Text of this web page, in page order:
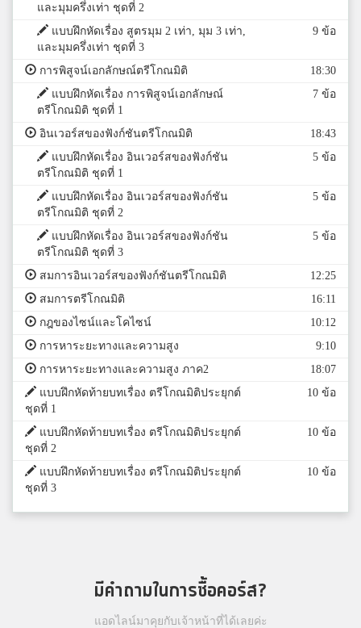
และมุมครึ่งเท่า ชุดที่ 2
แบบฝึกหัดเรื่อง สูตรมุม 2 เท่า, มุม 3 เท่า,
และมุมครึ่งเท่า ชุดที่ 3
9 ข้อ
การพิสูจน์เอกลักษณ์ตรีโกณมิติ
18:30
แบบฝึกหัดเรื่อง การพิสูจน์เอกลักษณ์
ตรีโกณมิติ ชุดที่ 1
7 ข้อ
อินเวอร์สของฟังก์ชันตรีโกณมิติ
18:43
แบบฝึกหัดเรื่อง อินเวอร์สของฟังก์ชัน
ตรีโกณมิติ ชุดที่ 1
5 ข้อ
แบบฝึกหัดเรื่อง อินเวอร์สของฟังก์ชัน
ตรีโกณมิติ ชุดที่ 2
5 ข้อ
แบบฝึกหัดเรื่อง อินเวอร์สของฟังก์ชัน
ตรีโกณมิติ ชุดที่ 3
5 ข้อ
สมการอินเวอร์สของฟังก์ชันตรีโกณมิติ
12:25
สมการตรีโกณมิติ
16:11
กฎของไซน์และโคไซน์
10:12
การหาระยะทางและความสูง
9:10
การหาระยะทางและความสูง ภาค2
18:07
แบบฝึกหัดท้ายบทเรื่อง ตรีโกณมิติประยุกต์
ชุดที่ 1
10 ข้อ
แบบฝึกหัดท้ายบทเรื่อง ตรีโกณมิติประยุกต์
ชุดที่ 2
10 ข้อ
แบบฝึกหัดท้ายบทเรื่อง ตรีโกณมิติประยุกต์
ชุดที่ 3
10 ข้อ
มีคำถามในการซื้อคอร์ส?
แอดไลน์มาคุยกับเจ้าหน้าที่ได้เลยค่ะ